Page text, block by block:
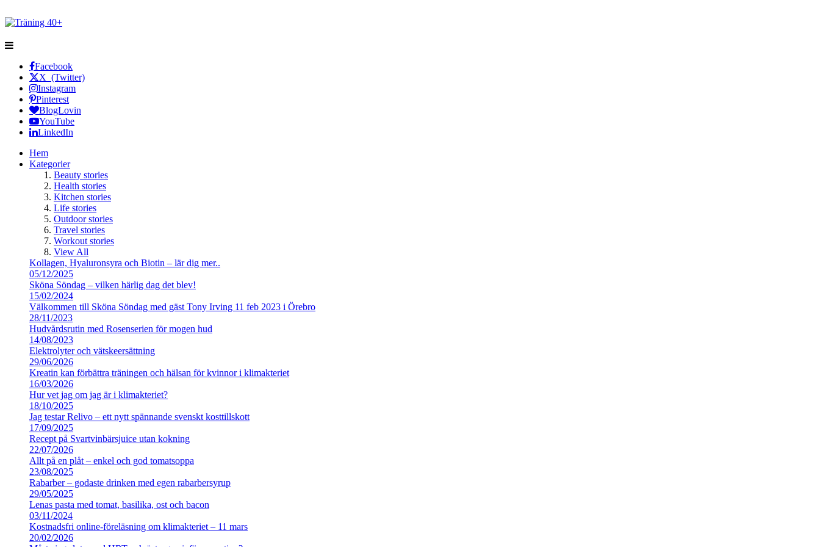
Facebook
X (Twitter)
Instagram
Pinterest
BlogLovin
YouTube
LinkedIn
Hem
Kategorier
Beauty stories
Health stories
Kitchen stories
Life stories
Outdoor stories
Travel stories
Workout stories
View All
Kollagen, Hyaluronsyra och Biotin – lär dig mer..
05/12/2025
Sköna Söndag – vilken härlig dag det blev!
15/02/2024
Välkommen till Sköna Söndag med gäst Tony Irving 11 feb 2023 i Örebro
28/11/2023
Hudvårdsrutin med Rosenserien för mogen hud
14/08/2023
Elektrolyter och vätskeersättning
29/06/2026
Kreatin kan förbättra träningen och hälsan för kvinnor i klimakteriet
16/03/2026
Hur vet jag om jag är i klimakteriet?
18/10/2025
Jag testar Relivo – ett nytt spännande svenskt kosttillskott
17/09/2025
Recept på Svartvinbärsjuice utan kokning
22/07/2026
Allt på en plåt – enkel och god tomatsoppa
23/08/2025
Rabarber – godaste drinken med egen rabarbersyrup
29/05/2025
Lenas pasta med tomat, basilika, ost och bacon
03/11/2024
Kostnadsfri online-föreläsning om klimakteriet – 11 mars
20/02/2026